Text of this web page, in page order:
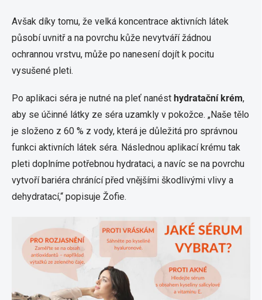
Avšak díky tomu, že velká koncentrace aktivních látek
působí uvnitř a na povrchu kůže nevytváří žádnou
ochrannou vrstvu, může po nanesení dojít k pocitu
vysušené pleti.
Po aplikaci séra je nutné na pleť nanést hydratační krém,
aby se účinné látky ze séra uzamkly v pokožce. „Naše tělo
je složeno z 60 % z vody, která je důležitá pro správnou
funkci aktivních látek séra. Následnou aplikací krému tak
pleti doplníme potřebnou hydrataci, a navíc se na povrchu
vytvoří bariéra chránící před vnějšími škodlivými vlivy a
dehydratací,“ popisuje Žofie.